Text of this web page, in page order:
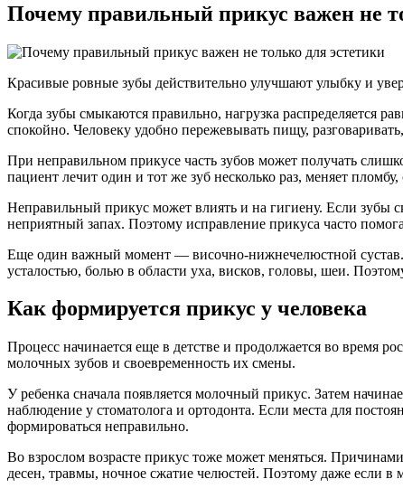
Почему правильный прикус важен не
Красивые ровные зубы действительно улучшают улыбку и
Когда зубы смыкаются правильно, нагрузка распределяется
спокойно. Человеку удобно пережевывать пищу,
При неправильном прикусе часть зубов может получать
пациент лечит один и тот же зуб несколько раз, меняет
Неправильный прикус может влиять и на гигиену. Если зубы
неприятный запах. Поэтому исправление прикуса часто
Еще один важный момент — височно-нижнечелюстной
усталостью, болью в области уха, висков, головы, шеи.
Как формируется прикус у человека
Процесс начинается еще в детстве и продолжается во время
молочных зубов и своевременность их смены.
У ребенка сначала появляется молочный прикус. Затем
наблюдение у стоматолога и ортодонта. Если места для
формироваться неправильно.
Во взрослом возрасте прикус тоже может меняться.
десен, травмы, ночное сжатие челюстей. Поэтому даже если в